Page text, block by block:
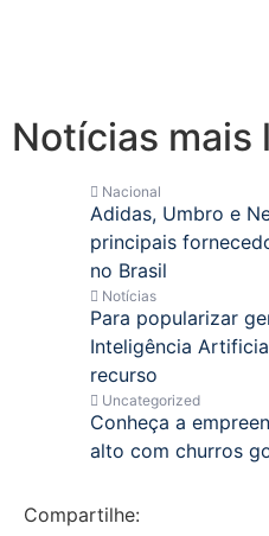
Notícias mais
Nacional
Adidas, Umbro e
principais
no Brasil
Notícias
Para popularizar
Inteligência
recurso
Uncategorized
Conheça a
alto com churros
Compartilhe: